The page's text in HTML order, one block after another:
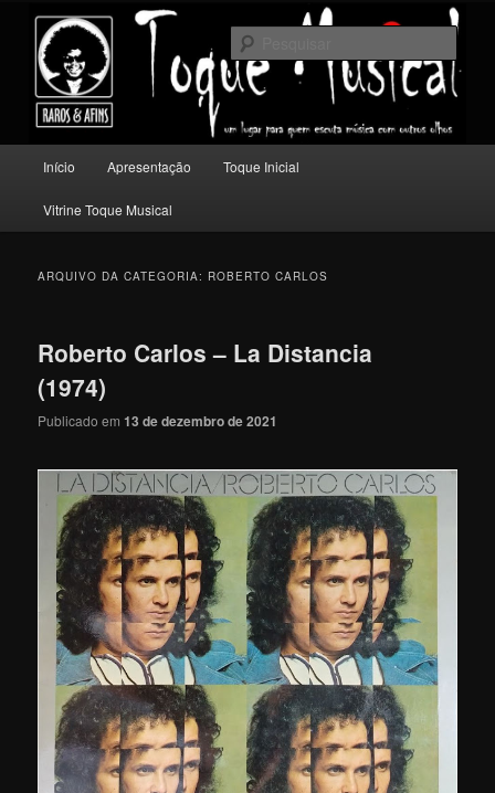
conteúdo
principal
conteúdo
secundário
Toque Musical
Um lugar para quem escuta música com outros olhos.
principal
Início Apresentação Toque Inicial
Vitrine Toque Musical
ARQUIVO DA CATEGORIA: ROBERTO CARLOS
Roberto Carlos – La Distancia
(1974)
Publicado em13 de dezembro de 2021